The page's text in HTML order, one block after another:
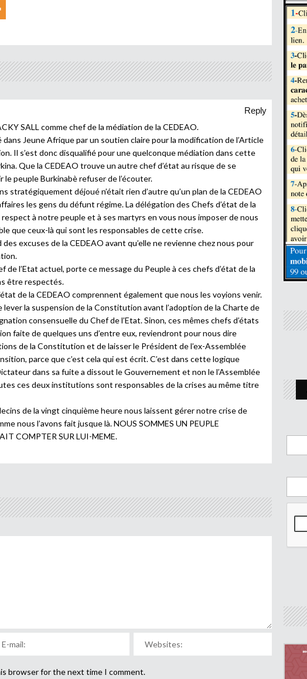
Reply
SALL comme chef de la médiation de la CEDEAO.
dans Jeune Afrique par un soutien claire pour la modification de l’Article
Il s’est donc disqualifié pour une quelconque médiation dans cette
Que la CEDEAO trouve un autre chef d’état au risque de se
le peuple Burkinabè refuser de l’écouter.
stratégiquement déjoué n’était rien d’autre qu’un plan de la CEDEAO
les gens du défunt régime. La délégation des Chefs d’état de la
respect à notre peuple et à ses martyrs en vous nous imposer de nous
que ceux-là qui sont les responsables de cette crise.
des excuses de la CEDEAO avant qu’elle ne revienne chez nous pour
de l’Etat actuel, porte ce message du Peuple à ces chefs d’état de la
être respectés.
de la CEDEAO comprennent également que nous les voyions venir.
lever la suspension de la Constitution avant l’adoption de la Charte de
consensuelle du Chef de l’Etat. Sinon, ces mêmes chefs d’états
faite de quelques uns d’entre eux, reviendront pour nous dire
de la Constitution et de laisser le Président de l’ex-Assemblée
parce que c’est cela qui est écrit. C’est dans cette logique
dans sa fuite a dissout le Gouvernement et non le l’Assemblée
ces deux institutions sont responsables de la crises au même titre
de la vingt cinquième heure nous laissent gérer notre crise de
nous l’avons fait jusque là. NOUS SOMMES UN PEUPLE
COMPTER SUR LUI-MEME.
browser for the next time I comment.